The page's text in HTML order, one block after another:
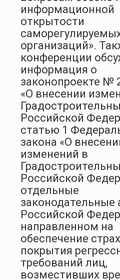
информационной
открытости
организаций».
конференции
информация о
законопроекте №
«О внесении
Российской
статью 1
закона «О
изменений в
Российской
отдельные
законодательные
Российской
направленном на
обеспечение
покрытия
требований лиц,
возместивших